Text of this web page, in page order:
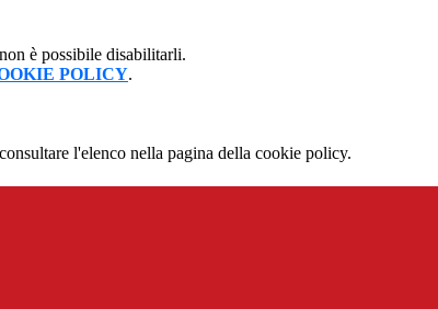
è possibile disabilitarli.
POLICY.
l'elenco nella pagina della cookie policy.